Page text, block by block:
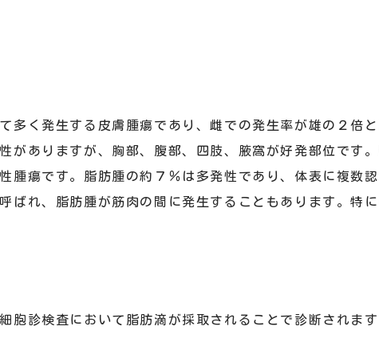
多く発生する皮膚腫瘍であり、雌での発生率が雄の２倍
がありますが、胸部、腹部、四肢、腋窩が好発部位です
腫瘍です。脂肪腫の約７％は多発性であり、体表に複数認
ばれ、脂肪腫が筋肉の間に発生することもあります。特
胞診検査において脂肪滴が採取されることで診断されます